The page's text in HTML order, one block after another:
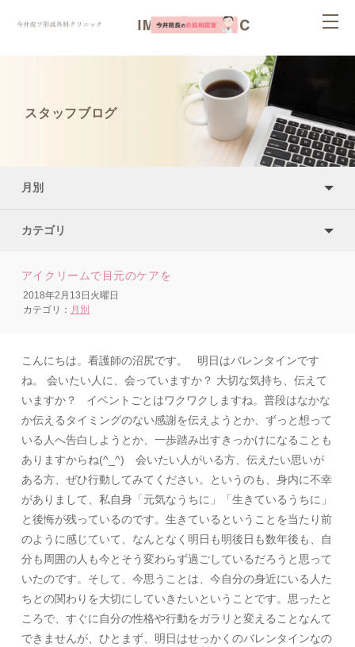
スタッフブログ
月別
カテゴリ
アイクリームで目元のケアを
2018年2月13日火曜日
カテゴリ： 月別
こんにちは。看護師の沼尻です。 明日はバレンタインです
ね。 会いたい人に、会っていますか？ 大切な気持ち、伝えて
いますか？ イベントごとはワクワクしますね。普段はなかな
か伝えるタイミングのない感謝を伝えようとか、ずっと想って
いる人へ告白しようとか、一歩踏み出すきっかけになることも
ありますからね(^_^) 会いたい人がいる方、伝えたい思いが
ある方、ぜひ行動してみてください。というのも、身内に不幸
がありまして、私自身「元気なうちに」「生きているうちに」
と後悔が残っているのです。生きているということを当たり前
のように感じていて、なんとなく明日も明後日も数年後も、自
分も周囲の人も今とそう変わらず過ごしているだろうと思って
いたのです。そして、今思うことは、今自分の身近にいる人た
ちとの関わりを大切にしていきたいということです。思ったと
ころで、すぐに自分の性格や行動をガラリと変えることなんて
できませんが、ひとまず、明日はせっかくのバレンタインなの